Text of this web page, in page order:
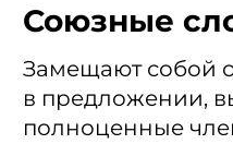
Союзные
Замещают собой
в предложении,
полноценные